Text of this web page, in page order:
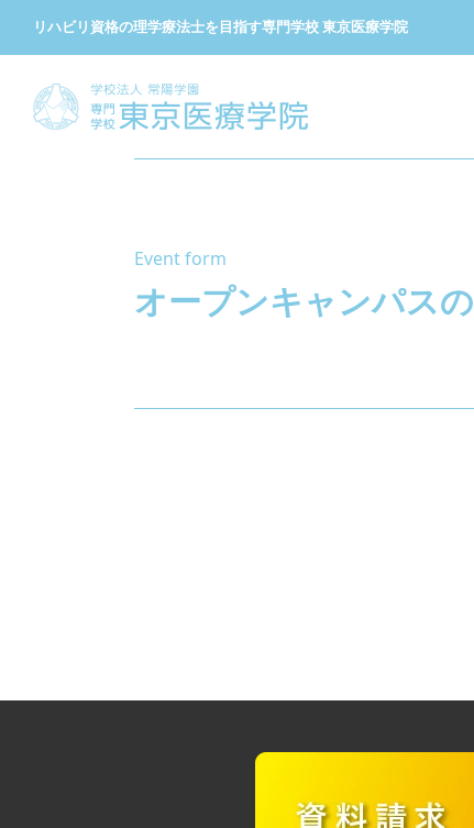
リハビリ資格の理学療法士を目指す専門学校 東京医療学院
Event form
オープンキャンパスの